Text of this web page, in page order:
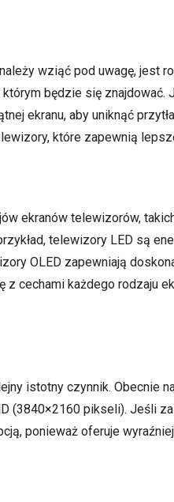
wziąć pod uwagę, jest
będzie się znajdować.
ekranu, aby uniknąć
które zapewnią
ekranów telewizorów,
telewizory LED są
OLED zapewniają
z cechami każdego rodzaju
istotny czynnik. Obecnie
(3840×2160 pikseli). Jeśli
ponieważ oferuje